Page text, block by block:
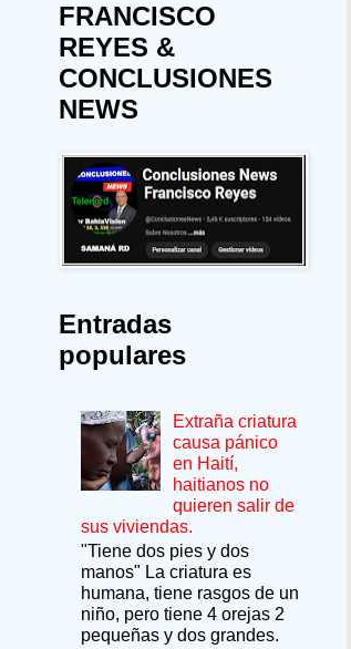
FRANCISCO
REYES &
CONCLUSIONES
NEWS
Entradas
populares
Extraña criatura
causa pánico
en Haití,
haitianos no
quieren salir de
sus viviendas.
"Tiene dos pies y dos
manos" La criatura es
humana, tiene rasgos de un
niño, pero tiene 4 orejas 2
pequeñas y dos grandes.